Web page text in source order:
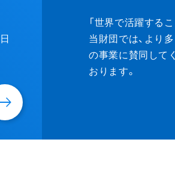
「世界で活躍する
当財団では、より
の事業に賛同して
おります。